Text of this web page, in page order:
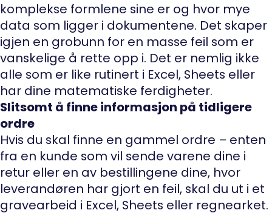
komplekse formlene sine er og hvor mye
data som ligger i dokumentene. Det skaper
igjen en grobunn for en masse feil som er
vanskelige å rette opp i. Det er nemlig ikke
alle som er like rutinert i Excel, Sheets eller
har dine matematiske ferdigheter.
Slitsomt å finne informasjon på tidligere
ordre
Hvis du skal finne en gammel ordre – enten
fra en kunde som vil sende varene dine i
retur eller en av bestillingene dine, hvor
leverandøren har gjort en feil, skal du ut i et
gravearbeid i Excel, Sheets eller regnearket.